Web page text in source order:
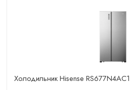
Холодильник Hisense RS677N4AC1